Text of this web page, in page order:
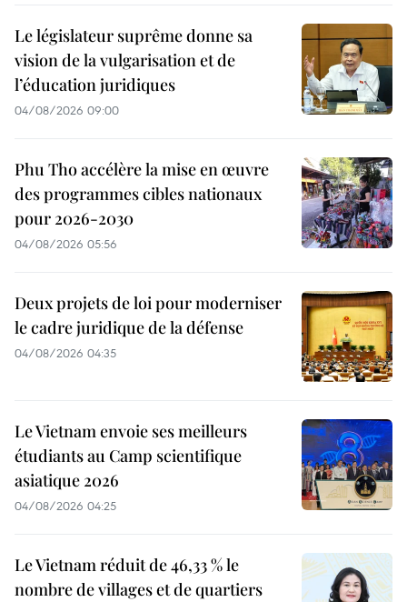
Le législateur suprême donne sa
vision de la vulgarisation et de
l’éducation juridiques
04/08/2026 09:00
Phu Tho accélère la mise en œuvre
des programmes cibles nationaux
pour 2026-2030
04/08/2026 05:56
Deux projets de loi pour moderniser
le cadre juridique de la défense
04/08/2026 04:35
Le Vietnam envoie ses meilleurs
étudiants au Camp scientifique
asiatique 2026
04/08/2026 04:25
Le Vietnam réduit de 46,33 % le
nombre de villages et de quartiers